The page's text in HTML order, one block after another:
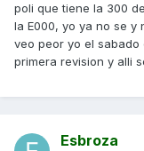
poli que tiene la 300
la E000, yo ya no se y
veo peor yo el sabado
primera revision y alli
Esbroza